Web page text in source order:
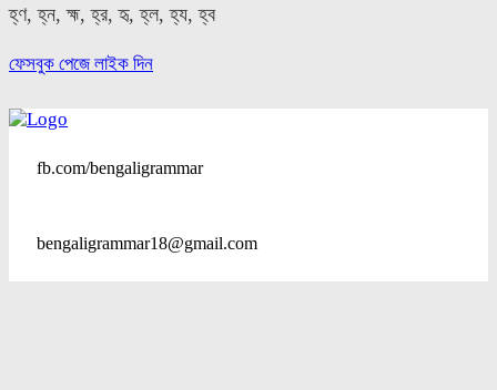
হ্ণ, হ্ন, হ্ম, হ্র, হৃ, হ্ল, হ্য, হ্ব
ফেসবুক পেজে লাইক দিন
fb.com/bengaligrammar
bengaligrammar18@gmail.com